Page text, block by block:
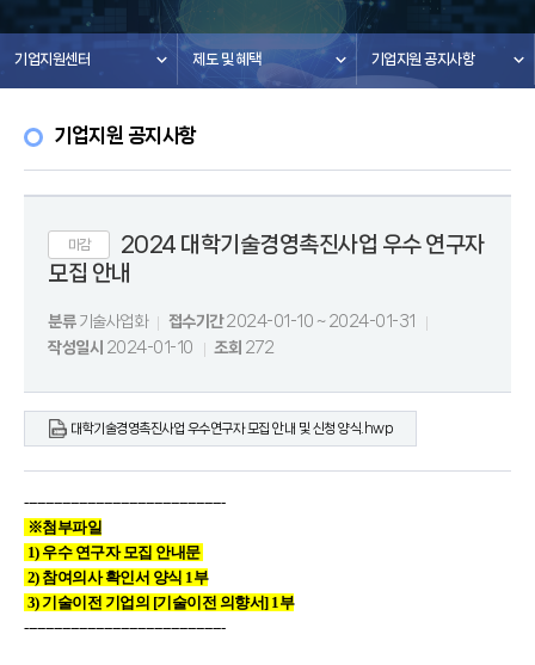
기업지원센터 제도 및 혜택 기업지원 공지사항
기업지원 공지사항
마감
2024 대학기술경영촉진사업 우수 연구자
모집 안내
분류기술사업화 접수기간2024-01-10 ~ 2024-01-31
작성일시 2024-01-10 조회 272
대학기술경영촉진사업 우수연구자 모집 안내 및 신청 양식.hwp
------------------------------------------------
※첨부파일
1) 우수 연구자 모집 안내문
2) 참여의사 확인서 양식 1부
3) 기술이전 기업의 [기술이전 의향서] 1부
------------------------------------------------